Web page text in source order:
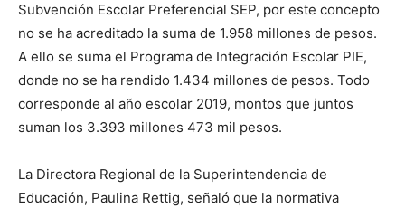
Subvención Escolar Preferencial SEP, por este concepto
no se ha acreditado la suma de 1.958 millones de pesos.
A ello se suma el Programa de Integración Escolar PIE,
donde no se ha rendido 1.434 millones de pesos. Todo
corresponde al año escolar 2019, montos que juntos
suman los 3.393 millones 473 mil pesos.
La Directora Regional de la Superintendencia de
Educación, Paulina Rettig, señaló que la normativa